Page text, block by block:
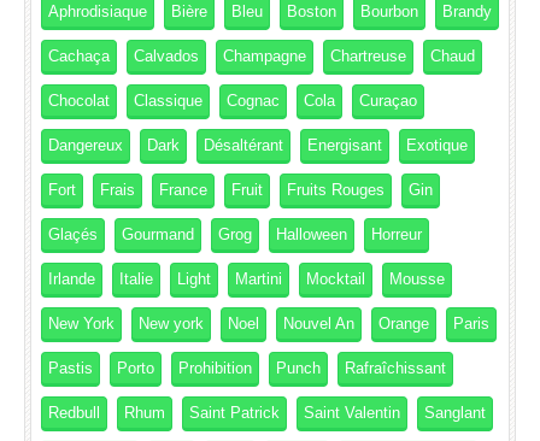
Aphrodisiaque Bière Bleu Boston Bourbon Brandy
Cachaça Calvados Champagne Chartreuse Chaud
Chocolat Classique Cognac Cola Curaçao
Dangereux Dark Désaltérant Energisant Exotique
Fort Frais France Fruit Fruits Rouges Gin
Glaçés Gourmand Grog Halloween Horreur
Irlande Italie Light Martini Mocktail Mousse
New York New york Noel Nouvel An Orange Paris
Pastis Porto Prohibition Punch Rafraîchissant
Redbull Rhum Saint Patrick Saint Valentin Sanglant